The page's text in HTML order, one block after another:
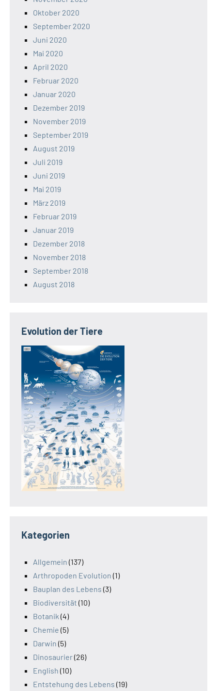
Oktober 2020
September 2020
Juni 2020
Mai 2020
April 2020
Februar 2020
Januar 2020
Dezember 2019
November 2019
September 2019
August 2019
Juli 2019
Juni 2019
Mai 2019
März 2019
Februar 2019
Januar 2019
Dezember 2018
November 2018
September 2018
August 2018
Evolution der Tiere
Kategorien
Allgemein (137)
Arthropoden Evolution (1)
Bauplan des Lebens (3)
Biodiversität (10)
Botanik (4)
Chemie (5)
Darwin (5)
Dinosaurier(26)
English (10)
Entstehung des Lebens (19)